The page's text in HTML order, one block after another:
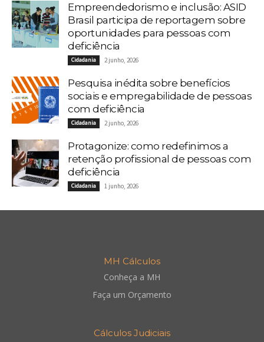
Empreendedorismo e inclusão: ASID
Brasil participa de reportagem sobre
oportunidades para pessoas com
deficiência
Cidadania 2 junho, 2026
Pesquisa inédita sobre benefícios
sociais e empregabilidade de pessoas
com deficiência
Cidadania 2 junho, 2026
Protagonize: como redefinimos a
retenção profissional de pessoas com
deficiência
Cidadania 1 junho, 2026
MH Cálculos
Conheça a MH
Faça um Orçamento
Cálculos Judiciais